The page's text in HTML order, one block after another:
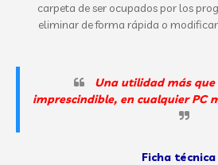
carpeta de ser ocupados por los
eliminar de forma rápida o
Una utilidad más que
imprescindible, en cualquier PC
Ficha técnica